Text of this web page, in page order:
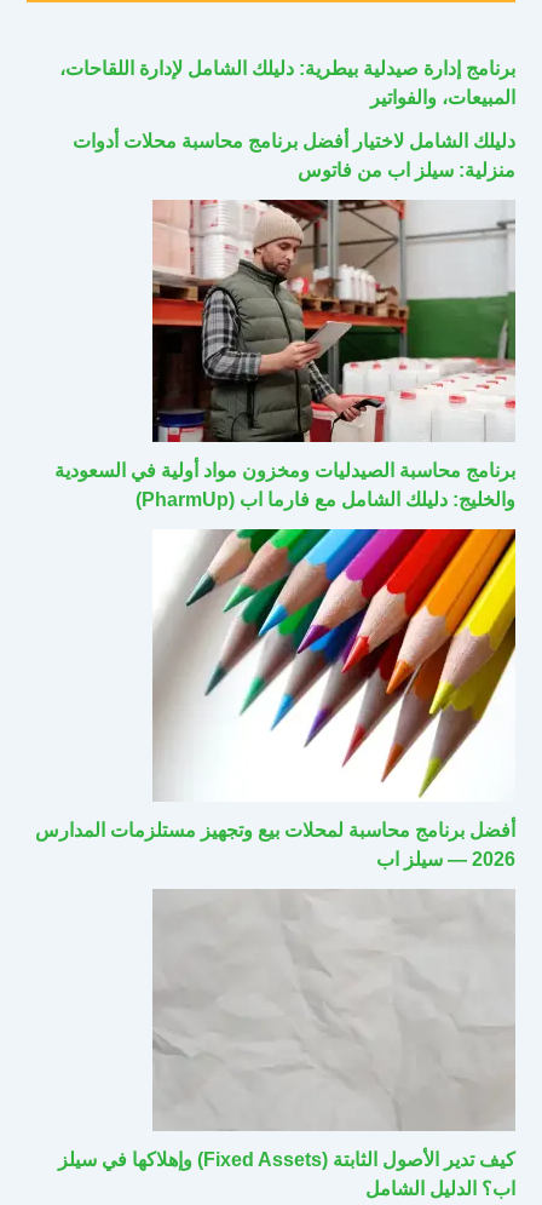
برنامج إدارة صيدلية بيطرية: دليلك الشامل لإدارة اللقاحات،
المبيعات، والفواتير
دليلك الشامل لاختيار أفضل برنامج محاسبة محلات أدوات
منزلية: سيلز اب من فاتوس
برنامج محاسبة الصيدليات ومخزون مواد أولية في السعودية
والخليج: دليلك الشامل مع فارما اب (PharmUp)
أفضل برنامج محاسبة لمحلات بيع وتجهيز مستلزمات المدارس
2026 — سيلز اب
كيف تدير الأصول الثابتة (Fixed Assets) وإهلاكها في سيلز
اب؟ الدليل الشامل